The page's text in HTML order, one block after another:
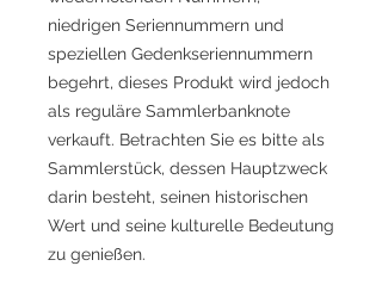
niedrigen Seriennummern und
speziellen Gedenkseriennummern
begehrt, dieses Produkt wird jedoch
als reguläre Sammlerbanknote
verkauft. Betrachten Sie es bitte als
Sammlerstück, dessen Hauptzweck
darin besteht, seinen historischen
Wert und seine kulturelle Bedeutung
zu genießen.